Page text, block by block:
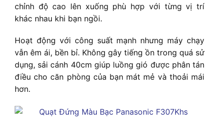
chỉnh độ cao lên xuống phù hợp với từng vị trí
khác nhau khi bạn ngồi.
Hoạt động với công suất mạnh nhưng máy chạy
vẫn êm ái, bền bỉ. Không gây tiếng ồn trong quá sử
dụng, sải cánh 40cm giúp luồng gió được phân tán
điều cho căn phòng của bạn mát mẻ và thoải mái
hơn.